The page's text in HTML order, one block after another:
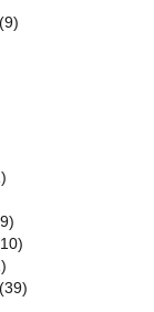
(9)
(39)